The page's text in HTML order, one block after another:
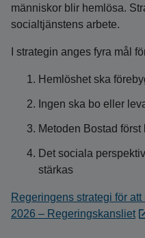
människor blir hemlösa.
socialtjänstens arbete.
I strategin anges fyra mål
Hemlöshet ska
Ingen ska bo eller
Metoden Bostad
Det sociala
stärkas
Regeringens strategi för
2026 – Regeringskansliet